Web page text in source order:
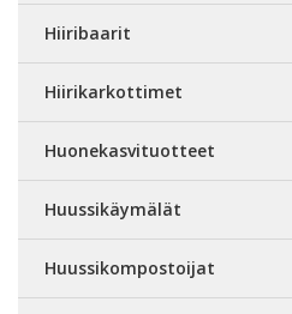
Hiiribaarit
Hiirikarkottimet
Huonekasvituotteet
Huussikäymälät
Huussikompostoijat